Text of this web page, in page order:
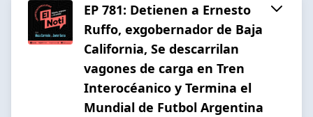
EP 781: Detienen a Ernesto
Ruffo, exgobernador de Baja
California, Se descarrilan
vagones de carga en Tren
Interocéanico y Termina el
Mundial de Futbol Argentina